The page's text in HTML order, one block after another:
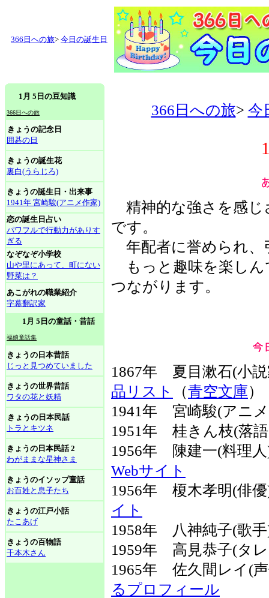
366日への旅> 今日の誕生日
1月 5日の豆知識
366日への旅
きょうの記念日
囲碁の日
きょうの誕生花
裏白(うらじろ)
きょうの誕生日・出来事
1941年 宮崎駿(アニメ作家)
恋の誕生日占い
パワフルで行動力がありす
ぎる
なぞなぞ小学校
山や里にあって、町にない
野菜は？
あこがれの職業紹介
字幕翻訳家
1月 5日の童話・昔話
福娘童話集
きょうの日本昔話
じっと見つめていました
きょうの世界昔話
ワタの花と妖精
きょうの日本民話
トラとキツネ
きょうの日本民話 2
わがままな星神さま
きょうのイソップ童話
お百姓と息子たち
きょうの江戸小話
たこあげ
きょうの百物語
千本木さん
366日への旅> 今
精神的な強さを感じ
です。
年配者に誉められ、
もっと趣味を楽しん
つながります。
1867年 夏目漱石(
品リスト
（青空文庫）
1941年 宮崎駿(ア
1951年 桂きん枝(落
1956年 陳建一(料
Webサイト
1956年 榎木孝明(
イト
1958年 八神純子(歌
1959年 高見恭子(タ
1965年 佐久間レ
るプロフィール